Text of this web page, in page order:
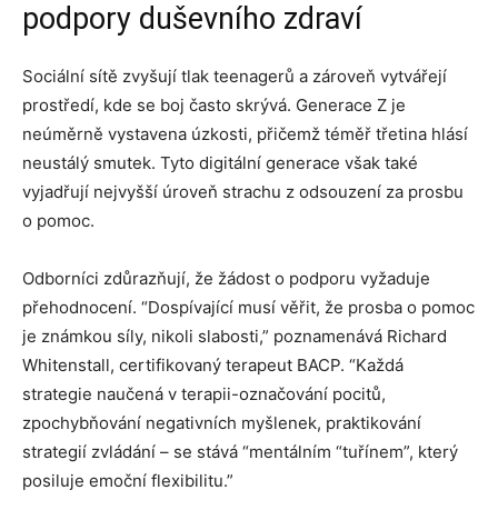
podpory duševního zdraví
Sociální sítě zvyšují tlak teenagerů a zároveň vytvářejí
prostředí, kde se boj často skrývá. Generace Z je
neúměrně vystavena úzkosti, přičemž téměř třetina hlásí
neustálý smutek. Tyto digitální generace však také
vyjadřují nejvyšší úroveň strachu z odsouzení za prosbu
o pomoc.
Odborníci zdůrazňují, že žádost o podporu vyžaduje
přehodnocení. “Dospívající musí věřit, že prosba o pomoc
je známkou síly, nikoli slabosti,” poznamenává Richard
Whitenstall, certifikovaný terapeut BACP. “Každá
strategie naučená v terapii-označování pocitů,
zpochybňování negativních myšlenek, praktikování
strategií zvládání – se stává “mentálním “tuřínem”, který
posiluje emoční flexibilitu.”